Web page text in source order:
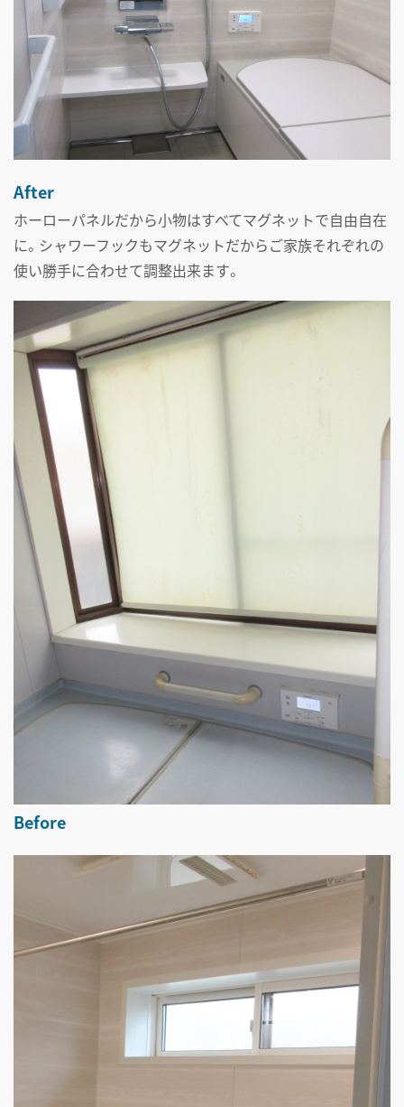
After
ホーローパネルだから小物はすべてマグネットで自由自在
に。シャワーフックもマグネットだからご家族それぞれの
使い勝手に合わせて調整出来ます。
Before